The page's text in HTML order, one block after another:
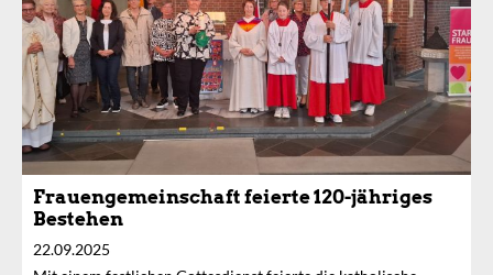
Frauengemeinschaft feierte 120-jähriges
Bestehen
22.09.2025